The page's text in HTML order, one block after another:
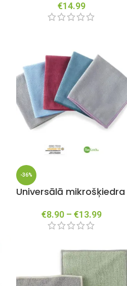
€14.99
-36%
Universālā mikrošķiedra
€8.90 – €13.99